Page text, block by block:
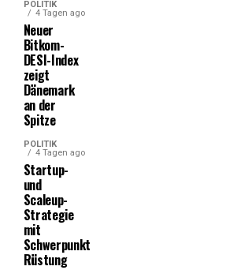
POLITIK
4 Tagen ago
Neuer
Bitkom-
DESI-Index
zeigt
Dänemark
an der
Spitze
POLITIK
4 Tagen ago
Startup-
und
Scaleup-
Strategie
mit
Schwerpunkt
Rüstung